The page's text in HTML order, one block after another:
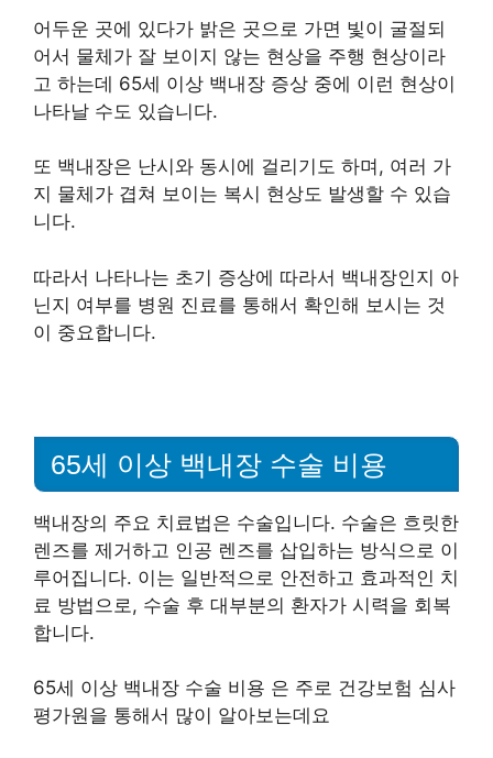
어두운 곳에 있다가 밝은 곳으로 가면 빛이 굴절되
어서 물체가 잘 보이지 않는 현상을 주행 현상이라
고 하는데 65세 이상 백내장 증상 중에 이런 현상이
나타날 수도 있습니다.
또 백내장은 난시와 동시에 걸리기도 하며, 여러 가
지 물체가 겹쳐 보이는 복시 현상도 발생할 수 있습
니다.
따라서 나타나는 초기 증상에 따라서 백내장인지 아
닌지 여부를 병원 진료를 통해서 확인해 보시는 것
이 중요합니다.
65세 이상 백내장 수술 비용
백내장의 주요 치료법은 수술입니다. 수술은 흐릿한
렌즈를 제거하고 인공 렌즈를 삽입하는 방식으로 이
루어집니다. 이는 일반적으로 안전하고 효과적인 치
료 방법으로, 수술 후 대부분의 환자가 시력을 회복
합니다.
65세 이상 백내장 수술 비용 은 주로 건강보험 심사
평가원을 통해서 많이 알아보는데요